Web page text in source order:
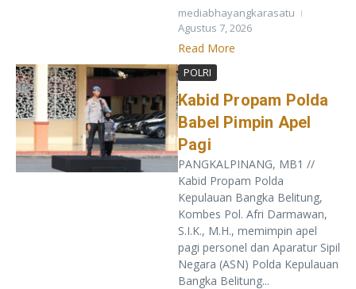
mediabhayangkarasatu
Agustus 7, 2026
Read More
POLRI
Kabid Propam Polda
Babel Pimpin Apel
Pagi
PANGKALPINANG, MB1 //
Kabid Propam Polda
Kepulauan Bangka Belitung,
Kombes Pol. Afri Darmawan,
S.I.K., M.H., memimpin apel
pagi personel dan Aparatur Sipil
Negara (ASN) Polda Kepulauan
Bangka Belitung...